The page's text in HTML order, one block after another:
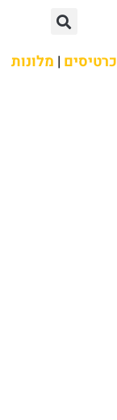
כרטיסים | מלונות